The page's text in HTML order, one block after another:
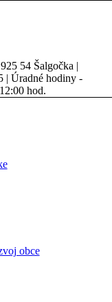
54 Šalgočka |
| Úradné hodiny -
hod.
obce